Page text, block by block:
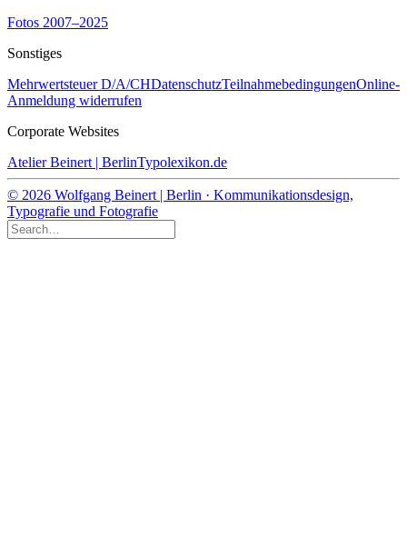
Fotos 2007–2025
Sonstiges
Mehrwertsteuer D/A/CHDatenschutzTeilnahmebedingungenOnline-
Anmeldung widerrufen
Corporate Websites
Atelier Beinert | BerlinTypolexikon.de
© 2026 Wolfgang Beinert | Berlin · Kommunikationsdesign,
Typografie und Fotografie